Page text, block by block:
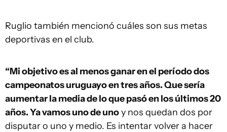
Ruglio también mencionó cuáles son sus metas
deportivas en el club.
“Mi objetivo es al menos ganar en el período dos
campeonatos uruguayo en tres años. Que sería
aumentar la media de lo que pasó en los últimos 20
años. Ya vamos uno de unoy nos quedan dos por
disputar o uno y medio. Es intentar volver a hacer